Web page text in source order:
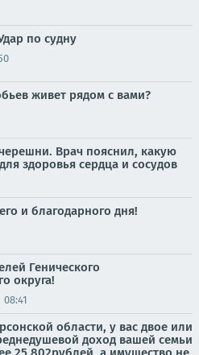
по судну
живет рядом с вами?
Врач пояснил, какую
здоровья сердца и сосудов
и благодарного дня!
Генического
округа!
08:41
области, у вас двое или
доход вашей семьи